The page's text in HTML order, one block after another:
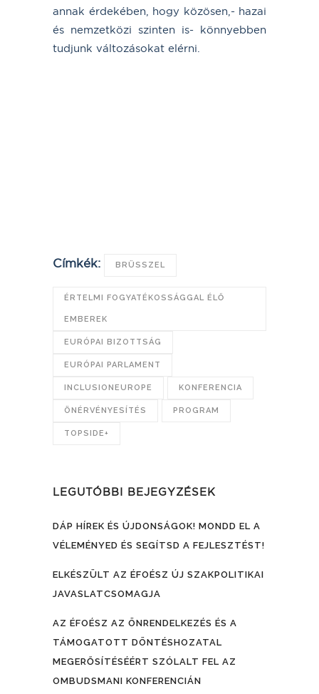
annak érdekében, hogy közösen,- hazai
és nemzetközi szinten is- könnyebben
tudjunk változásokat elérni.
Címkék: BRÜSSZEL
ÉRTELMI FOGYATÉKOSSÁGGAL ÉLŐ
EMBEREK
EURÓPAI BIZOTTSÁG
EURÓPAI PARLAMENT
INCLUSIONEUROPE KONFERENCIA
ÖNÉRVÉNYESÍTÉS PROGRAM
TOPSIDE+
LEGUTÓBBI BEJEGYZÉSEK
DÁP HÍREK ÉS ÚJDONSÁGOK! MONDD EL A
VÉLEMÉNYED ÉS SEGÍTSD A FEJLESZTÉST!
ELKÉSZÜLT AZ ÉFOÉSZ ÚJ SZAKPOLITIKAI
JAVASLATCSOMAGJA
AZ ÉFOÉSZ AZ ÖNRENDELKEZÉS ÉS A
TÁMOGATOTT DÖNTÉSHOZATAL
MEGERŐSÍTÉSÉÉRT SZÓLALT FEL AZ
OMBUDSMANI KONFERENCIÁN